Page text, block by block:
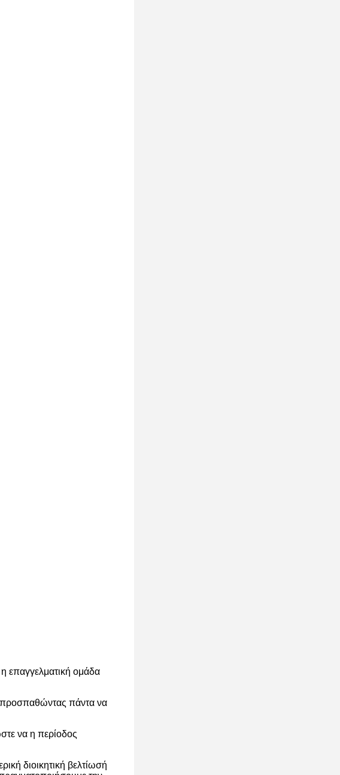
επαγγελματική ομάδα
προσπαθώντας πάντα να
να η περίοδος
διοικητική βελτίωσή